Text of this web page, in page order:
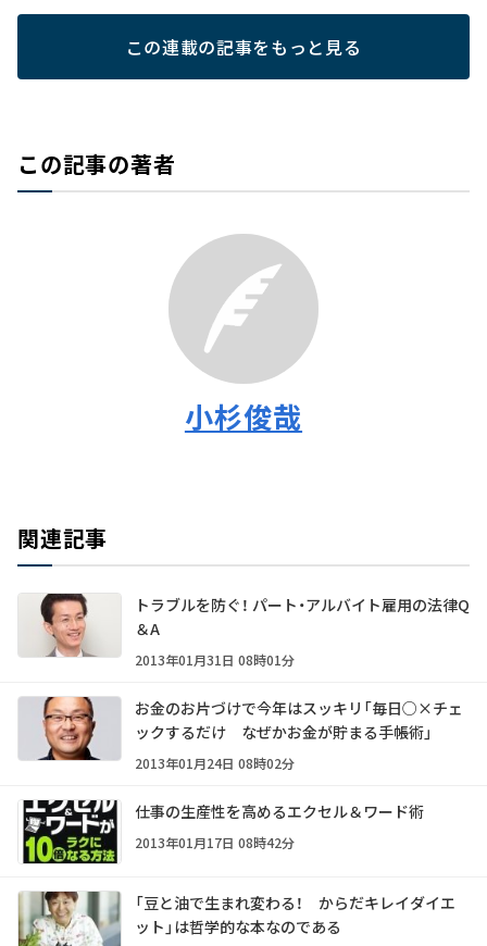
この連載の記事をもっと見る
この記事の著者
小杉俊哉
関連記事
トラブルを防ぐ！ パート・アルバイト雇用の法律Q
＆A
2013年01月31日 08時01分
お金のお片づけで今年はスッキリ「毎日○×チェ
ックするだけ なぜかお金が貯まる手帳術」
2013年01月24日 08時02分
仕事の生産性を高めるエクセル＆ワード術
2013年01月17日 08時42分
「豆と油で生まれ変わる！ からだキレイダイエ
ット」は哲学的な本なのである